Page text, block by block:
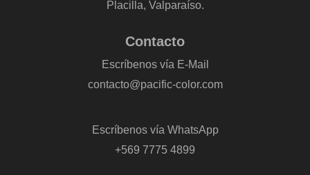
Placilla, Valparaíso.
Contacto
Escríbenos vía E-Mail
contacto@pacific-color.com
Escríbenos vía WhatsApp
+569 7775 4899